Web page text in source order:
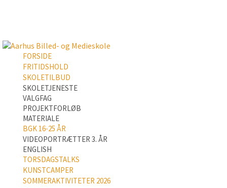
FORSIDE
FRITIDSHOLD
SKOLETILBUD
SKOLETJENESTE
VALGFAG
PROJEKTFORLØB
MATERIALE
BGK 16-25 ÅR
VIDEOPORTRÆTTER 3. ÅR
ENGLISH
TORSDAGSTALKS
KUNSTCAMPER
SOMMERAKTIVITETER 2026